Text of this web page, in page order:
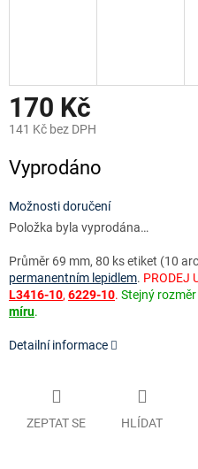
170 Kč
141 Kč bez DPH
cena:
Vyprodáno
Možnosti doručení
Položka byla vyprodána…
Průměr 69 mm, 80 ks etiket (10
permanentním lepidlem. PRODEJ
L3416-10,6229-10. Stejný
míru.
Detailní informace
ZEPTAT SE HLÍDAT